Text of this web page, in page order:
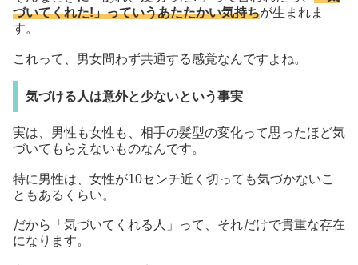
づいてくれた!」っていうあたたかい気持ちが生まれま
す。
これって、男女問わず共通する感覚なんですよね。
気づける人は意外と少ないという事実
実は、男性も女性も、相手の髪型の変化って思ったほど気
づいてもらえないものなんです。
特に男性は、女性が10センチ近く切っても気づかないこ
ともあるくらい。
だから「気づいてくれる人」って、それだけで貴重な存在
になります。